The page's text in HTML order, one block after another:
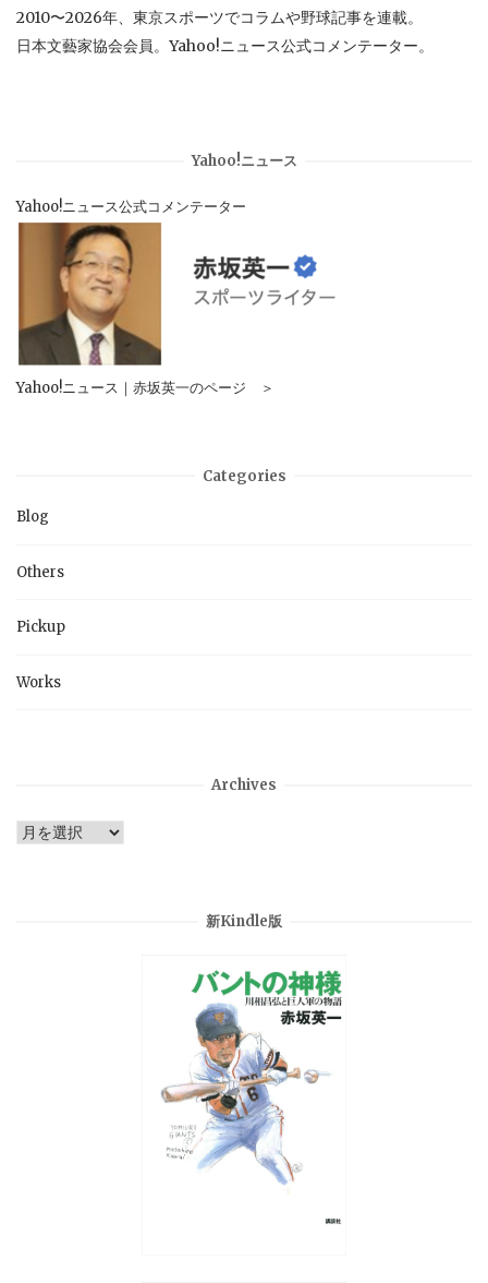
2010〜2026年、東京スポーツでコラムや野球記事を連載。
日本文藝家協会会員。Yahoo!ニュース公式コメンテーター。
Yahoo!ニュース
Yahoo!ニュース公式コメンテーター
Yahoo!ニュース｜赤坂英一のページ ＞
Categories
Blog
Others
Pickup
Works
Archives
Archives
新Kindle版